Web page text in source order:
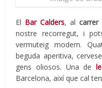
El Bar Calders, alcarrer
nostre recorregut, i
vermuteig modern.
beguda aperitiva,
gens oliosos. Una de
Barcelona, així que cal